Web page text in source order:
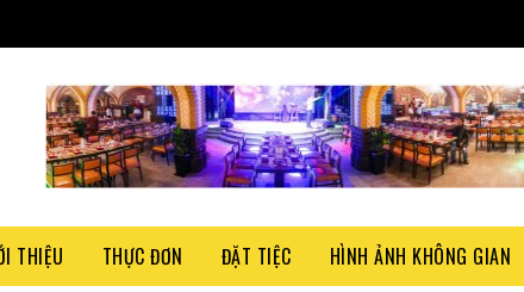
THIỆU THỰC ĐƠN ĐẶT TIỆC HÌNH ẢNH KHÔNG GIAN